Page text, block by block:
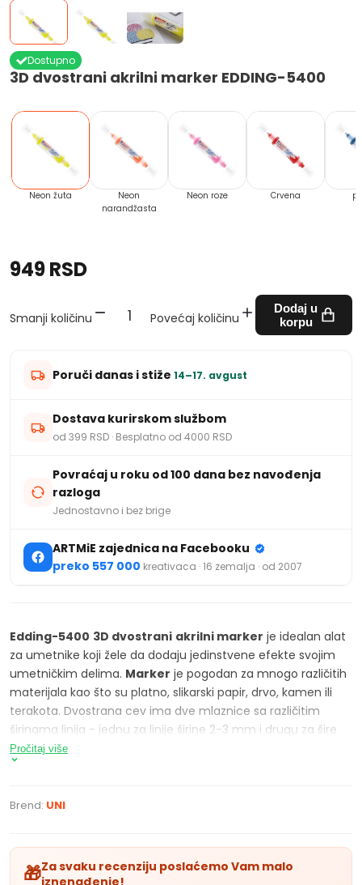
3D dvostrani akrilni marker EDDING-5400
Dostupno
Neon žuta
Neon
narandžasta
Neon roze Crvena
949 RSD
Smanji količinu Povećaj količinu
Dodaj u
korpu
Poruči danas i stiže 14–17. avgust
Dostava kurirskom službom
od 399 RSD · Besplatno od 4000 RSD
Povraćaj u roku od 100 dana bez navođenja
razloga
Jednostavno i bez brige
ARTMiE zajednica na Facebooku
preko 557 000 kreativaca · 16 zemalja · od 2007
Edding-5400 3D dvostrani akrilni marker je idealan alat
za umetnike koji žele da dodaju jedinstvene efekte svojim
umetničkim delima. Marker je pogodan za mnogo različitih
materijala kao što su platno, slikarski papir, drvo, kamen ili
terakota. Dvostrana cev ima dve mlaznice sa različitim
širinama linija - jednu za linije širine 2-3 mm i drugu za šire
linije širine 5-10 mm. Ovo omogućava različite tehnike i
primene slikanja.
da kreacije ostanu sveže i živopisne dugo vremena.
telo oslobađa seakrilna boja, što omogućava lako i čisto
nanošenje bez potrebe za četkom.
Pročitaj više
Brend: UNI
🎁Za svaku recenziju poslaćemo Vam malo
iznenađenje!